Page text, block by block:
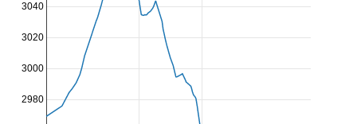
2980
3000
3020
3040